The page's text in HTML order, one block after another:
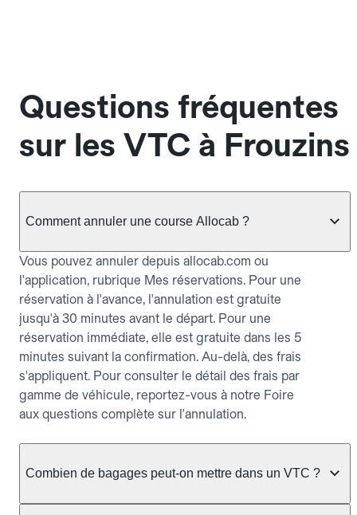
Questions fréquentes
sur les VTC à Frouzins
Comment annuler une course Allocab ?
Vous pouvez annuler depuis allocab.com ou
l'application, rubrique Mes réservations. Pour une
réservation à l'avance, l'annulation est gratuite
jusqu'à 30 minutes avant le départ. Pour une
réservation immédiate, elle est gratuite dans les 5
minutes suivant la confirmation. Au-delà, des frais
s'appliquent. Pour consulter le détail des frais par
gamme de véhicule, reportez-vous à notre Foire
aux questions complète sur l'annulation.
Combien de bagages peut-on mettre dans un VTC ?